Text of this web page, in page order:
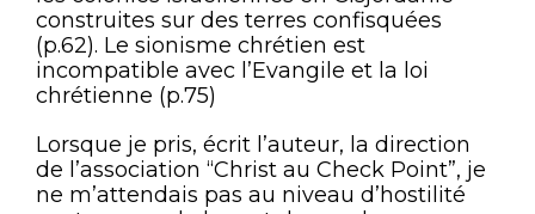
construites sur des terres confisquées
(p.62). Le sionisme chrétien est
incompatible avec l’Evangile et la loi
chrétienne (p.75)
Lorsque je pris, écrit l’auteur, la direction
de l’association “Christ au Check Point”, je
ne m’attendais pas au niveau d’hostilité